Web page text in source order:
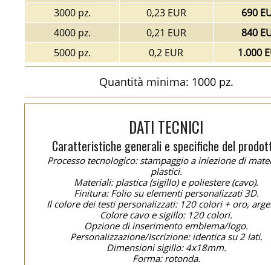
3000 pz.
0,23 EUR
690
4000 pz.
0,21 EUR
840
5000 pz.
0,2 EUR 1.000
Quantità minima: 1000 pz.
DATI TECNICI
Caratteristiche generali e specifiche del
Processo tecnologico: stampaggio a iniezione di
plastici.
Materiali: plastica (sigillo) e poliestere (cavo).
Finitura: Folio su elementi personalizzati 3D.
Il colore dei testi personalizzati: 120 colori + oro,
Colore cavo e sigillo: 120 colori.
Opzione di inserimento emblema/logo.
Personalizzazione/Iscrizione: identica su 2 lati.
Dimensioni sigillo: 4x18mm.
Forma: rotonda.